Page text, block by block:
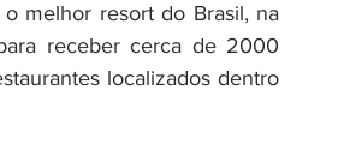
melhor resort do Brasil, na
receber cerca de 2000
localizados dentro